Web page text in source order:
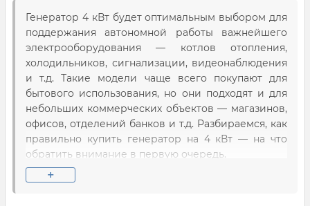
Генератор 4 кВт будет оптимальным выбором для
поддержания автономной работы важнейшего
электрооборудования — котлов отопления,
холодильников, сигнализации, видеонаблюдения
и т.д. Такие модели чаще всего покупают для
бытового использования, но они подходят и для
небольших коммерческих объектов — магазинов,
офисов, отделений банков и т.д. Разбираемся, как
правильно купить генератор на 4 кВт — на что
обратить внимание в первую очередь.
Какой генератор лучше выбрать на 4
+